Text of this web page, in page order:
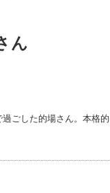
ん
ごした的場さん。本格